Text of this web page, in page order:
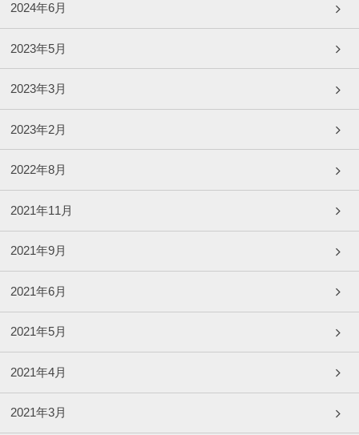
2024年6月
2023年5月
2023年3月
2023年2月
2022年8月
2021年11月
2021年9月
2021年6月
2021年5月
2021年4月
2021年3月